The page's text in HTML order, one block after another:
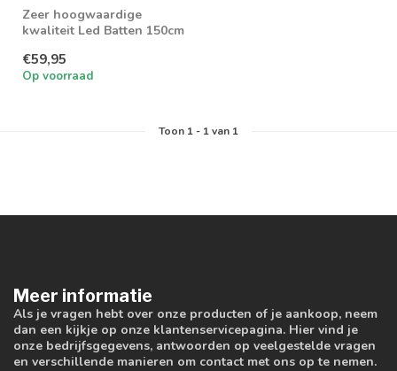
Zeer hoogwaardige
kwaliteit Led Batten 150cm
verhouding met...
€59,95
Op voorraad
Toon 1- 1van 1
Meer informatie
Als je vragen hebt over onze producten of je aankoop, neem
dan een kijkje op onze klantenservicepagina. Hier vind je
onze bedrijfsgegevens, antwoorden op veelgestelde vragen
en verschillende manieren om contact met ons op te nemen.